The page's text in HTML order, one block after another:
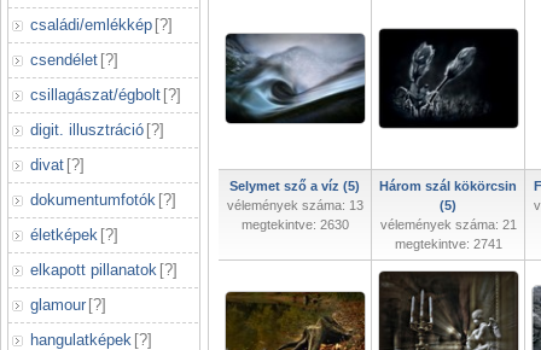
családi/emlékkép [?]
csendélet [?]
csillagászat/égbolt [?]
digit. illusztráció [?]
divat [?]
dokumentumfotók [?]
életképek [?]
elkapott pillanatok [?]
glamour [?]
hangulatképek [?]
Selymet sző a víz (5)
vélemények száma: 13
megtekintve: 2630
Három szál kökörcsin
(5)
vélemények száma: 21
megtekintve: 2741